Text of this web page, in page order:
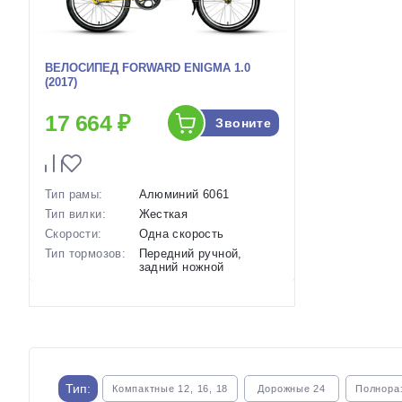
ВЕЛОСИПЕД FORWARD ENIGMA 1.0
(2017)
17 664 ₽ Звоните
Тип рамы:
Алюминий 6061
Тип вилки:
Жесткая
Скорости:
Одна скорость
Тип тормозов:
Передний ручной,
задний ножной
Тип: Компактные 12, 16, 18 Дорожные 24